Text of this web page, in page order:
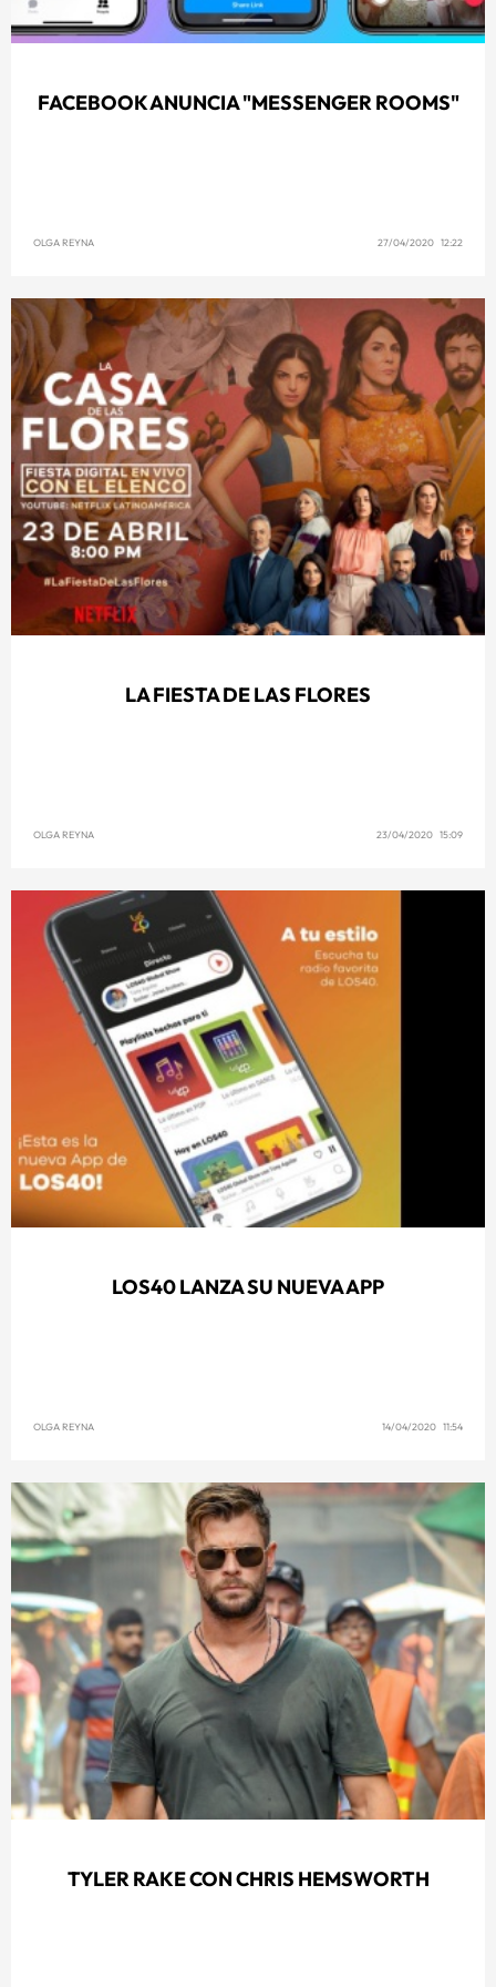
FACEBOOK ANUNCIA "MESSENGER ROOMS"
OLGA REYNA 27/04/2020 12:22
LA FIESTA DE LAS FLORES
OLGA REYNA 23/04/2020 15:09
LOS40 LANZA SU NUEVA APP
OLGA REYNA 14/04/2020 11:54
TYLER RAKE CON CHRIS HEMSWORTH